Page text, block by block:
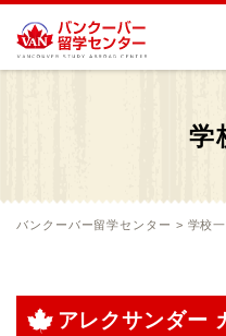
学
バンクーバー留学センター > 学校
アレクサンダー